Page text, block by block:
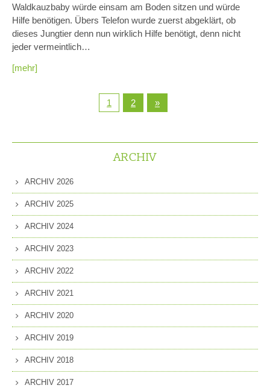
Waldkauzbaby würde einsam am Boden sitzen und würde
Hilfe benötigen. Übers Telefon wurde zuerst abgeklärt, ob
dieses Jungtier denn nun wirklich Hilfe benötigt, denn nicht
jeder vermeintlich…
[mehr]
1 2 »
ARCHIV
ARCHIV 2026
ARCHIV 2025
ARCHIV 2024
ARCHIV 2023
ARCHIV 2022
ARCHIV 2021
ARCHIV 2020
ARCHIV 2019
ARCHIV 2018
ARCHIV 2017